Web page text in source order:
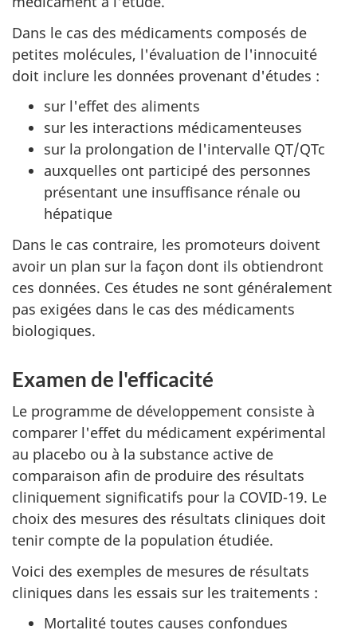
Dans le cas des médicaments composés de
petites molécules, l'évaluation de l'innocuité
doit inclure les données provenant d'études :
sur l'effet des aliments
sur les interactions médicamenteuses
sur la prolongation de l'intervalle QT/QTc
auxquelles ont participé des personnes
présentant une insuffisance rénale ou
hépatique
Dans le cas contraire, les promoteurs doivent
avoir un plan sur la façon dont ils obtiendront
ces données. Ces études ne sont généralement
pas exigées dans le cas des médicaments
biologiques.
Examen de l'efficacité
Le programme de développement consiste à
comparer l'effet du médicament expérimental
au placebo ou à la substance active de
comparaison afin de produire des résultats
cliniquement significatifs pour la COVID-19. Le
choix des mesures des résultats cliniques doit
tenir compte de la population étudiée.
Voici des exemples de mesures de résultats
cliniques dans les essais sur les traitements :
Mortalité toutes causes confondues